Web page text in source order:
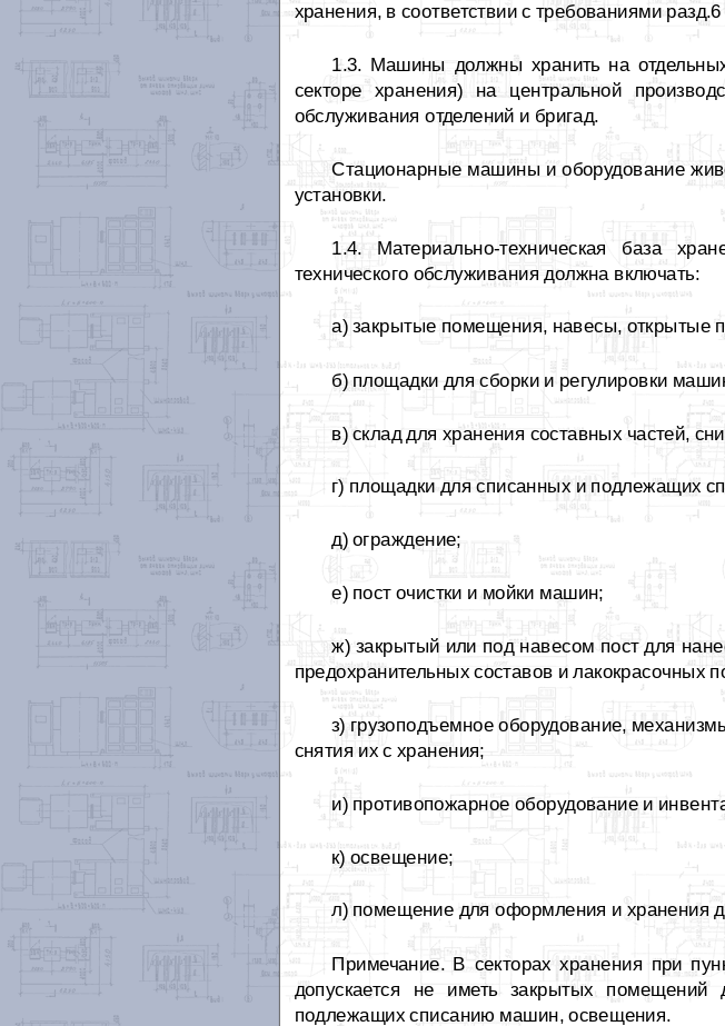
хранения, в соответствии с требованиями разд.6
1.3. Машины должны хранить на
секторе хранения) на центральной
обслуживания отделений и бригад.
Стационарные машины и оборудование
установки.
1.4. Материально-техническая база
технического обслуживания должна включать:
а) закрытые помещения, навесы, открытые
б) площадки для сборки и регулировки
в) склад для хранения составных частей,
г) площадки для списанных и подлежащих
д) ограждение;
е) пост очистки и мойки машин;
ж) закрытый или под навесом пост для
предохранительных составов и лакокрасочных
з) грузоподъемное оборудование,
снятия их с хранения;
и) противопожарное оборудование и
к) освещение;
л) помещение для оформления и хранения
Примечание. В секторах хранения при
допускается не иметь закрытых
подлежащих списанию машин, освещения.